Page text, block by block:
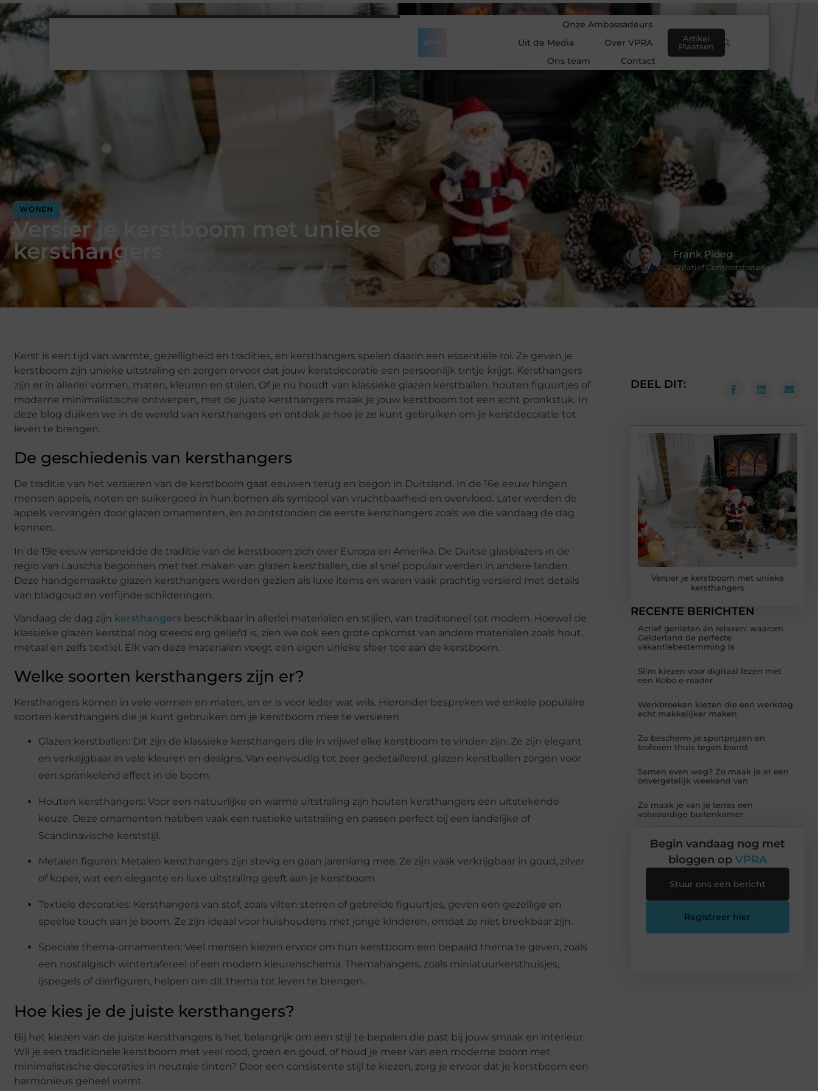
Onze Ambassadeurs
Uit de Media
Over VPRA
Ons team
Contact
Artikel
Plaatsen
WONEN
Versier je kerstboom met unieke
kersthangers
Frank Ploeg
Creatief Contentstrateeg
Kerst is een tijd van warmte, gezelligheid en tradities, en kersthangers spelen daarin een essentiële rol. Ze geven je
kerstboom zijn unieke uitstraling en zorgen ervoor dat jouw kerstdecoratie een persoonlijk tintje krijgt. Kersthangers
zijn er in allerlei vormen, maten, kleuren en stijlen. Of je nu houdt van klassieke glazen kerstballen, houten figuurtjes of
moderne minimalistische ontwerpen, met de juiste kersthangers maak je jouw kerstboom tot een echt pronkstuk. In
deze blog duiken we in de wereld van kersthangers en ontdek je hoe je ze kunt gebruiken om je kerstdecoratie tot
leven te brengen.
De geschiedenis van kersthangers
De traditie van het versieren van de kerstboom gaat eeuwen terug en begon in Duitsland. In de 16e eeuw hingen
mensen appels, noten en suikergoed in hun bomen als symbool van vruchtbaarheid en overvloed. Later werden de
appels vervangen door glazen ornamenten, en zo ontstonden de eerste kersthangers zoals we die vandaag de dag
kennen.
In de 19e eeuw verspreidde de traditie van de kerstboom zich over Europa en Amerika. De Duitse glasblazers in de
regio van Lauscha begonnen met het maken van glazen kerstballen, die al snel populair werden in andere landen.
Deze handgemaakte glazen kersthangers werden gezien als luxe items en waren vaak prachtig versierd met details
van bladgoud en verfijnde schilderingen.
Vandaag de dag zijn kersthangers beschikbaar in allerlei materialen en stijlen, van traditioneel tot modern. Hoewel de
klassieke glazen kerstbal nog steeds erg geliefd is, zien we ook een grote opkomst van andere materialen zoals hout,
metaal en zelfs textiel. Elk van deze materialen voegt een eigen unieke sfeer toe aan de kerstboom.
Welke soorten kersthangers zijn er?
Kersthangers komen in vele vormen en maten, en er is voor ieder wat wils. Hieronder bespreken we enkele populaire
soorten kersthangers die je kunt gebruiken om je kerstboom mee te versieren.
Glazen kerstballen: Dit zijn de klassieke kersthangers die in vrijwel elke kerstboom te vinden zijn. Ze zijn elegant
en verkrijgbaar in vele kleuren en designs. Van eenvoudig tot zeer gedetailleerd, glazen kerstballen zorgen voor
een sprankelend effect in de boom.
Houten kersthangers: Voor een natuurlijke en warme uitstraling zijn houten kersthangers een uitstekende
keuze. Deze ornamenten hebben vaak een rustieke uitstraling en passen perfect bij een landelijke of
Scandinavische kerststijl.
Metalen figuren: Metalen kersthangers zijn stevig en gaan jarenlang mee. Ze zijn vaak verkrijgbaar in goud, zilver
of koper, wat een elegante en luxe uitstraling geeft aan je kerstboom.
Textiele decoraties: Kersthangers van stof, zoals vilten sterren of gebreide figuurtjes, geven een gezellige en
speelse touch aan je boom. Ze zijn ideaal voor huishoudens met jonge kinderen, omdat ze niet breekbaar zijn.
Speciale thema-ornamenten: Veel mensen kiezen ervoor om hun kerstboom een bepaald thema te geven, zoals
een nostalgisch wintertafereel of een modern kleurenschema. Themahangers, zoals miniatuurkersthuisjes,
ijspegels of dierfiguren, helpen om dit thema tot leven te brengen.
Hoe kies je de juiste kersthangers?
Bij het kiezen van de juiste kersthangers is het belangrijk om een stijl te bepalen die past bij jouw smaak en interieur.
Wil je een traditionele kerstboom met veel rood, groen en goud, of houd je meer van een moderne boom met
minimalistische decoraties in neutrale tinten? Door een consistente stijl te kiezen, zorg je ervoor dat je kerstboom een
harmonieus geheel vormt.
DEEL DIT:
Versier je kerstboom met unieke
kersthangers
RECENTE BERICHTEN
Actief genieten én relaxen: waarom
Gelderland de perfecte
vakantiebestemming is
Slim kiezen voor digitaal lezen met
een Kobo e-reader
Werkbroeken kiezen die een werkdag
echt makkelijker maken
Zo bescherm je sportprijzen en
trofeeën thuis tegen brand
Samen even weg? Zo maak je er een
onvergetelijk weekend van
Zo maak je van je terras een
volwaardige buitenkamer
Begin vandaag nog met
bloggen op VPRA
Stuur ons een bericht
Registreer hier